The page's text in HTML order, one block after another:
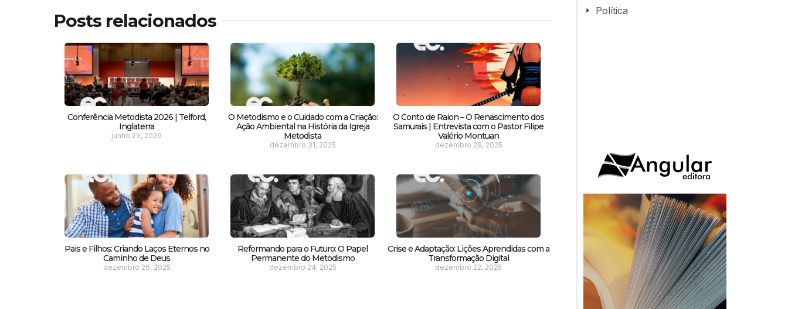
Posts relacionados
Conferência Metodista 2026 | Telford,
Inglaterra
junho 29, 2026
O Metodismo e o Cuidado com a Criação:
Ação Ambiental na História da Igreja
Metodista
dezembro 31, 2025
O Conto de Raion – O Renascimento dos
Samurais | Entrevista com o Pastor Filipe
Valério Montuan
dezembro 29, 2025
Pais e Filhos: Criando Laços Eternos no
Caminho de Deus
dezembro 26, 2025
Reformando para o Futuro: O Papel
Permanente do Metodismo
dezembro 24, 2025
Crise e Adaptação: Lições Aprendidas com a
Transformação Digital
dezembro 22, 2025
Política